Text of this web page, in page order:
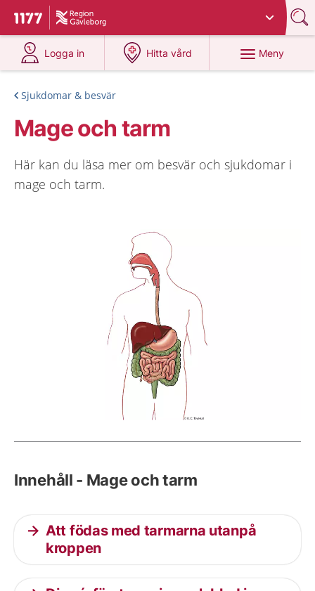
Till startsidan för 1177
Du har valt region
Logga in
på 1177.se
Hitta vård
på 1177.se
Meny
Sjukdomar & besvär
Mage och tarm
Här kan du läsa mer om besvär och sjukdomar i
mage och tarm.
Innehåll - Mage och tarm
Att födas med tarmarna utanpå
kroppen